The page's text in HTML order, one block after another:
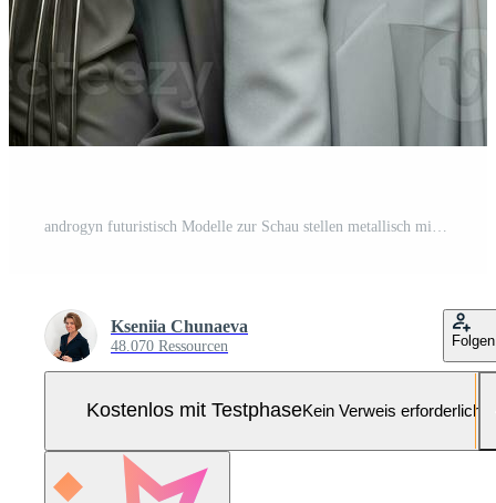
Kseniia Chunaeva
48.070 Ressourcen Folgen
Kostenlos mit TestphaseKein Verweis erforderlich